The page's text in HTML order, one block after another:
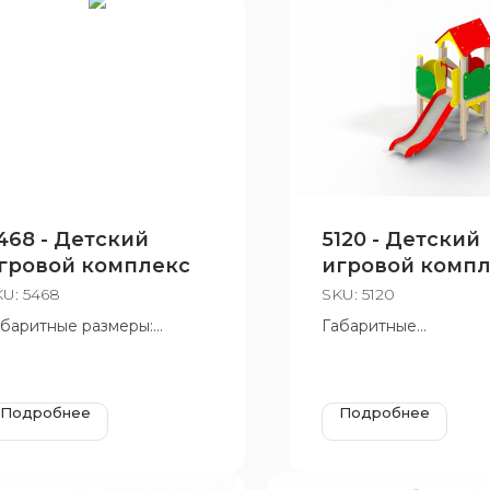
- Детский
комплекс
5468
размеры:
Подробнее
5120 - Детский
игровой
SKU: 5120
Габаритные
Подробнее